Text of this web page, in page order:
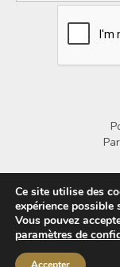
©
Ce site utilise des
expérience possible
Vous pouvez
paramètres de